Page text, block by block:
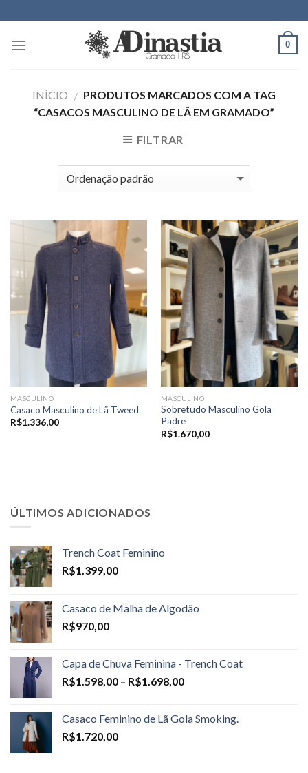
to
content
0
INÍCIO / PRODUTOS MARCADOS COM A TAG
“CASACOS MASCULINO DE LÃ EM GRAMADO”
FILTRAR
MASCULINO
Casaco Masculino de Lã Tweed
R$1.336,00
MASCULINO
Sobretudo Masculino Gola
Padre
R$1.670,00
ÚLTIMOS ADICIONADOS
Trench Coat Feminino
R$1.399,00
Casaco de Malha de Algodão
R$970,00
Capa de Chuva Feminina - Trench Coat
R$1.598,00 – R$1.698,00Price
through
Casaco Feminino de Lã Gola Smoking.
R$1.720,00